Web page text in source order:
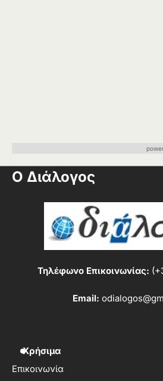
Ο Διάλογος
Τηλέφωνο Επικοινωνίας:
Email:
Χρήσιμα
Επικοινωνία